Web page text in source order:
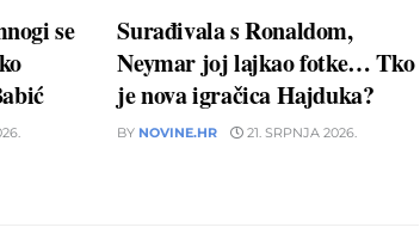
se
Surađivala s Ronaldom,
Neymar joj lajkao fotke… Tko
je nova igračica Hajduka?
BY NOVINE.HR 21. SRPNJA 2026.